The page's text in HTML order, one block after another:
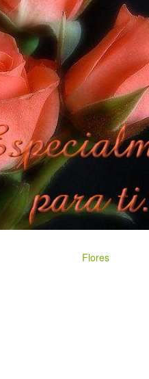
Flores